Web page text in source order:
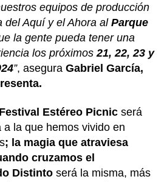
equipos de producción
del Aquí y el Ahora al Parque
la gente pueda tener una
los próximos 21, 22, 23 y
”, asegura Gabriel García,
Festival Estéreo Picnic será
a la que hemos vivido en
; la magia que atraviesa
cruzamos el
Distinto será la misma, más